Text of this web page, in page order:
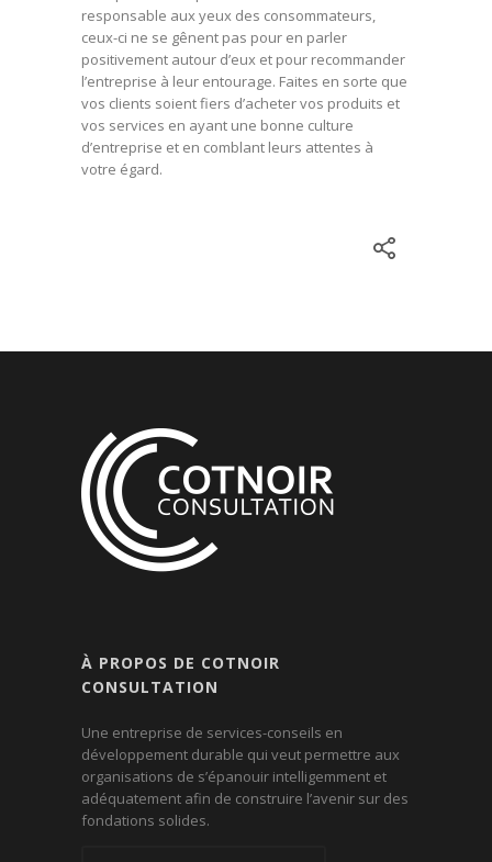
responsable aux yeux des consommateurs,
ceux-ci ne se gênent pas pour en parler
positivement autour d’eux et pour recommander
l’entreprise à leur entourage. Faites en sorte que
vos clients soient fiers d’acheter vos produits et
vos services en ayant une bonne culture
d’entreprise et en comblant leurs attentes à
votre égard.
À PROPOS DE COTNOIR
CONSULTATION
Une entreprise de services-conseils en
développement durable qui veut permettre aux
organisations de s’épanouir intelligemment et
adéquatement afin de construire l’avenir sur des
fondations solides.